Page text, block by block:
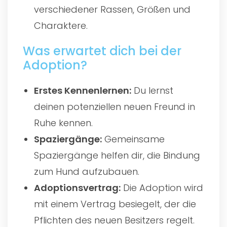
verschiedener Rassen, Größen und
Charaktere.
Was erwartet dich bei der
Adoption?
Erstes Kennenlernen: Du lernst
deinen potenziellen neuen Freund in
Ruhe kennen.
Spaziergänge: Gemeinsame
Spaziergänge helfen dir, die Bindung
zum Hund aufzubauen.
Adoptionsvertrag: Die Adoption wird
mit einem Vertrag besiegelt, der die
Pflichten des neuen Besitzers regelt.